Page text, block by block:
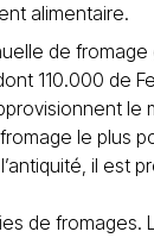
alimentaire.
de
110.000 de
le
le plus
il est
de fromages.